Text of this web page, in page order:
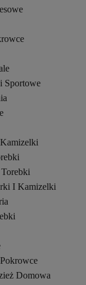
Sportowe
I Kamizelki
Domowa